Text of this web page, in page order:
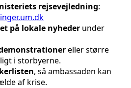
rejsevejledning:
på lokale nyheder under
eller større
i storbyerne.
, så ambassaden kan
af krise.